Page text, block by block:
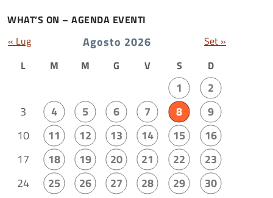
WHAT’S ON – AGENDA EVENTI
Agosto 2026
L M M G V S D
1
2
3
4 5 6 7 8
9
10
11 12 13 14 15
16
17
18 19 20 21 22
23
24
25 26 27 28 29
30
« Lug Set »